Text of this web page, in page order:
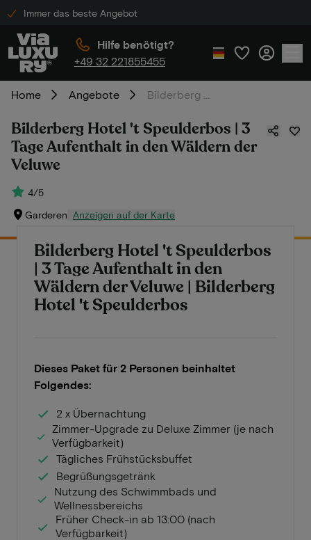
Immer das beste Angebot
Hilfe benötigt?
+49 32 221855455
Home Angebote
Bilderberg Hotel 't Speulderbos | 3
Tage Aufenthalt in den Wäldern der
Veluwe
4/5
Garderen Anzeigen auf der Karte
Bilderberg Hotel 't Speulderbos
| 3 Tage Aufenthalt in den
Wäldern der Veluwe | Bilderberg
Hotel 't Speulderbos
Dieses Paket für 2 Personen beinhaltet
Folgendes:
2 x Übernachtung
Zimmer-Upgrade zu Deluxe Zimmer (je nach
Verfügbarkeit)
Tägliches Frühstücksbuffet
Begrüßungsgetränk
Nutzung des Schwimmbads und
Wellnessbereichs
Früher Check-in ab 13:00 (nach
Verfügbarkeit)